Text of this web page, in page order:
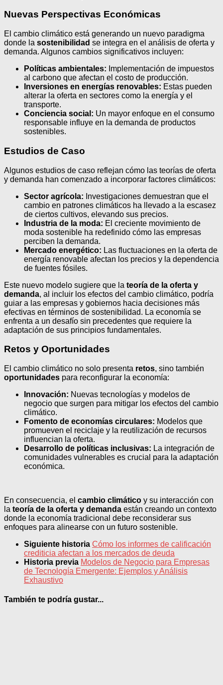
Nuevas Perspectivas Económicas
El cambio climático está generando un nuevo paradigma
donde la sostenibilidad se integra en el análisis de oferta y
demanda. Algunos cambios significativos incluyen:
Políticas ambientales: Implementación de impuestos
al carbono que afectan el costo de producción.
Inversiones en energías renovables: Estas pueden
alterar la oferta en sectores como la energía y el
transporte.
Conciencia social: Un mayor enfoque en el consumo
responsable influye en la demanda de productos
sostenibles.
Estudios de Caso
Algunos estudios de caso reflejan cómo las teorías de oferta
y demanda han comenzado a incorporar factores climáticos:
Sector agrícola: Investigaciones demuestran que el
cambio en patrones climáticos ha llevado a la escasez
de ciertos cultivos, elevando sus precios.
Industria de la moda: El creciente movimiento de
moda sostenible ha redefinido cómo las empresas
perciben la demanda.
Mercado energético: Las fluctuaciones en la oferta de
energía renovable afectan los precios y la dependencia
de fuentes fósiles.
Este nuevo modelo sugiere que la teoría de la oferta y
demanda, al incluir los efectos del cambio climático, podría
guiar a las empresas y gobiernos hacia decisiones más
efectivas en términos de sostenibilidad. La economía se
enfrenta a un desafío sin precedentes que requiere la
adaptación de sus principios fundamentales.
Retos y Oportunidades
El cambio climático no solo presenta retos, sino también
oportunidades para reconfigurar la economía:
Innovación: Nuevas tecnologías y modelos de
negocio que surgen para mitigar los efectos del cambio
climático.
Fomento de economías circulares: Modelos que
promueven el reciclaje y la reutilización de recursos
influencian la oferta.
Desarrollo de políticas inclusivas: La integración de
comunidades vulnerables es crucial para la adaptación
económica.
En consecuencia, el cambio climático y su interacción con
la teoría de la oferta y demanda están creando un contexto
donde la economía tradicional debe reconsiderar sus
enfoques para alinearse con un futuro sostenible.
Siguiente historia Cómo los informes de calificación
crediticia afectan a los mercados de deuda
Historia previa Modelos de Negocio para Empresas
de Tecnología Emergente: Ejemplos y Análisis
Exhaustivo
También te podría gustar...